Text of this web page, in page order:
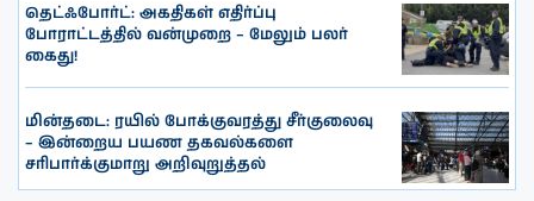
தெட்ஃபோர்ட்: அகதிகள் எதிர்ப்பு
போராட்டத்தில் வன்முறை – மேலும் பலர்
கைது!
மின்தடை: ரயில் போக்குவரத்து சீர்குலைவு
– இன்றைய பயண தகவல்களை
சரிபார்க்குமாறு அறிவுறுத்தல்